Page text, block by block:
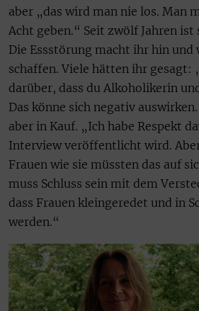
aber „das wird man nie los. Man
Acht geben.“ Seit zwölf Jahren
Die Essstörung macht ihr hin und
schaffen. Viele hätten ihr gesagt:
darüber, dass du Alkoholikerin
Das könne sich negativ
aber in Kauf. „Ich habe Respekt
Interview veröffentlicht wird.
Frauen wie sie müssten das auf
muss Schluss sein mit dem
dass Frauen kleingeredet und in
werden.“